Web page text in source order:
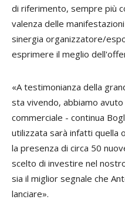
di riferimento, sempre più
valenza delle
sinergia organizzatore/
esprimere il meglio
«A testimonianza della
sta vivendo, abbiamo
commerciale - continua
utilizzata sarà infatti quella
la presenza di circa 50
scelto di investire nel
sia il miglior segnale che
lanciare».